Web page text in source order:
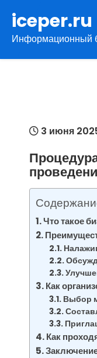
содержимому
iceper.ru
Информационный
3 июня
Что такое
Как
Выбор
Как